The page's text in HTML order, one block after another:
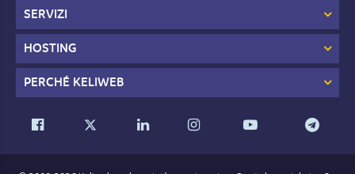
SERVIZI
HOSTING
PERCHÉ KELIWEB